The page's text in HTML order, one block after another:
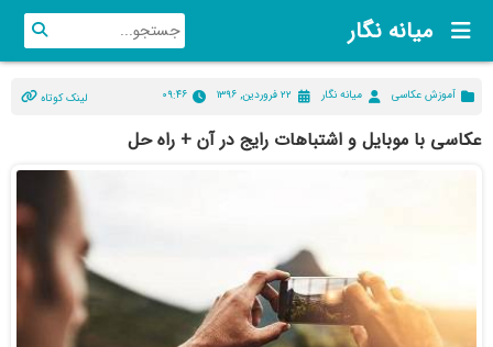
میانه نگار
آموزش عکاسی میانه نگار ۲۲ فروردین, ۱۳۹۶ ۰۹:۴۶ لینک کوتاه
عکاسی با موبایل و اشتباهات رایج در آن + راه حل